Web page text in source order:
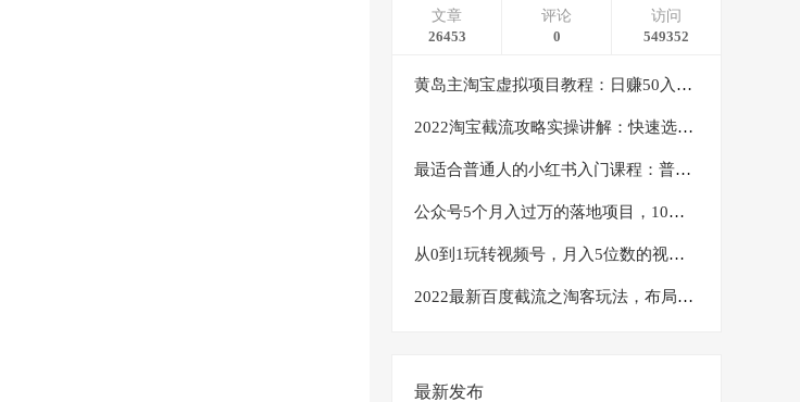
文章
26453
评论
0
访问
549352
黄岛主淘宝虚拟项目教程：日赚50入门基础班（两节课附配套资料）
2022淘宝截流攻略实操讲解：快速选品+直接复制+快速起店
最适合普通人的小红书入门课程：普通人如何通过做小红书年入50万
公众号5个月入过万的落地项目，10大获客渠道，实测涨粉21万
从0到1玩转视频号，月入5位数的视频号搬运项目，定位+选品+制作+变现全流程
2022最新百度截流之淘客玩法，布局流量一单利润可达300+【视频课程】
最新发布